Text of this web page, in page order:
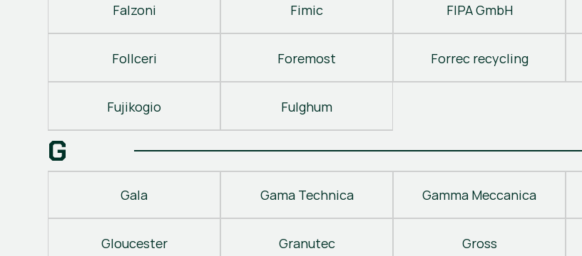
Falzoni Fimic FIPA GmbH
Follceri Foremost Forrec recycling
Fujikogio Fulghum
G
Gala Gama Technica Gamma Meccanica
Gloucester Granutec Gross